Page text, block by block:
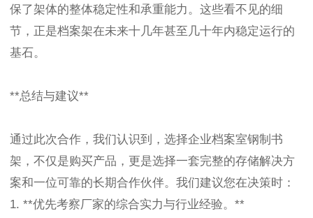
保了架体的整体稳定性和承重能力。这些看不见的细
节，正是档案架在未来十几年甚至几十年内稳定运行的
基石。
**总结与建议**
通过此次合作，我们认识到，选择企业档案室钢制书
架，不仅是购买产品，更是选择一套完整的存储解决方
案和一位可靠的长期合作伙伴。我们建议您在决策时：
1. **优先考察厂家的综合实力与行业经验。**